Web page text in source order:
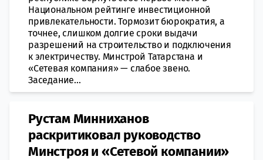
Национальном рейтинге инвестиционной
привлекательности. Тормозит бюрократия, а
точнее, слишком долгие сроки выдачи
разрешений на строительство и подключения
к электричеству. Минстрой Татарстана и
«Сетевая компания» — слабое звено.
Заседание...
Рустам Минниханов
раскритиковал руководство
Минстроя и «Сетевой компании»